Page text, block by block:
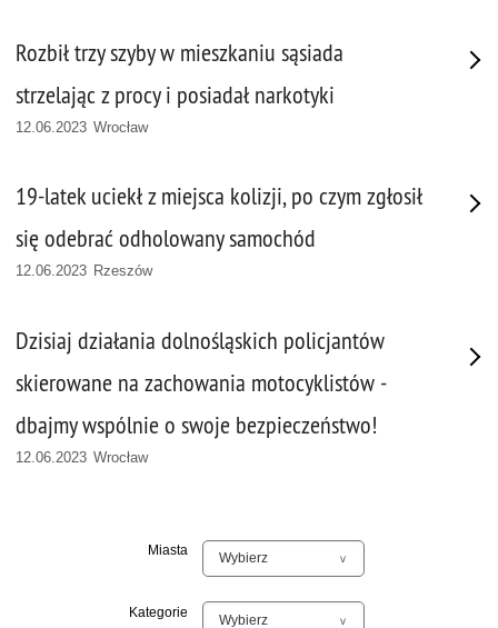
Rozbił trzy szyby w mieszkaniu sąsiada
strzelając z procy i posiadał narkotyki
12.06.2023 Wrocław
19-latek uciekł z miejsca kolizji, po czym zgłosił
się odebrać odholowany samochód
12.06.2023 Rzeszów
Dzisiaj działania dolnośląskich policjantów
skierowane na zachowania motocyklistów -
dbajmy wspólnie o swoje bezpieczeństwo!
12.06.2023 Wrocław
Miasta
Kategorie